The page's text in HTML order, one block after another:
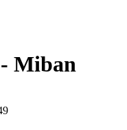
Miban